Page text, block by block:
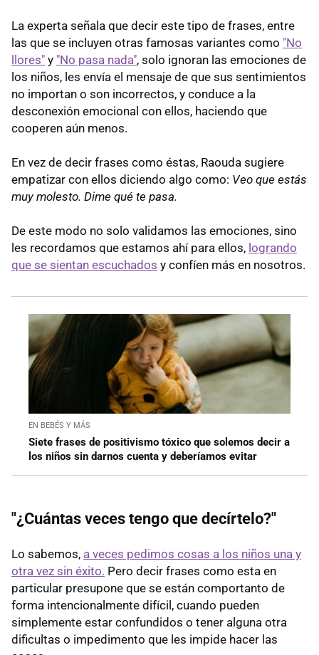
La experta señala que decir este tipo de frases, entre
las que se incluyen otras famosas variantes como "No
llores" y "No pasa nada", solo ignoran las emociones de
los niños, les envía el mensaje de que sus sentimientos
no importan o son incorrectos, y conduce a la
desconexión emocional con ellos, haciendo que
cooperen aún menos.
En vez de decir frases como éstas, Raouda sugiere
empatizar con ellos diciendo algo como: Veo que estás
muy molesto. Dime qué te pasa.
De este modo no solo validamos las emociones, sino
les recordamos que estamos ahí para ellos, logrando
que se sientan escuchados y confíen más en nosotros.
EN BEBÉS Y MÁS
Siete frases de positivismo tóxico que solemos decir a
los niños sin darnos cuenta y deberíamos evitar
"¿Cuántas veces tengo que decírtelo?"
Lo sabemos, a veces pedimos cosas a los niños una y
otra vez sin éxito. Pero decir frases como esta en
particular presupone que se están comportanto de
forma intencionalmente difícil, cuando pueden
simplemente estar confundidos o tener alguna otra
dificultas o impedimento que les impide hacer las